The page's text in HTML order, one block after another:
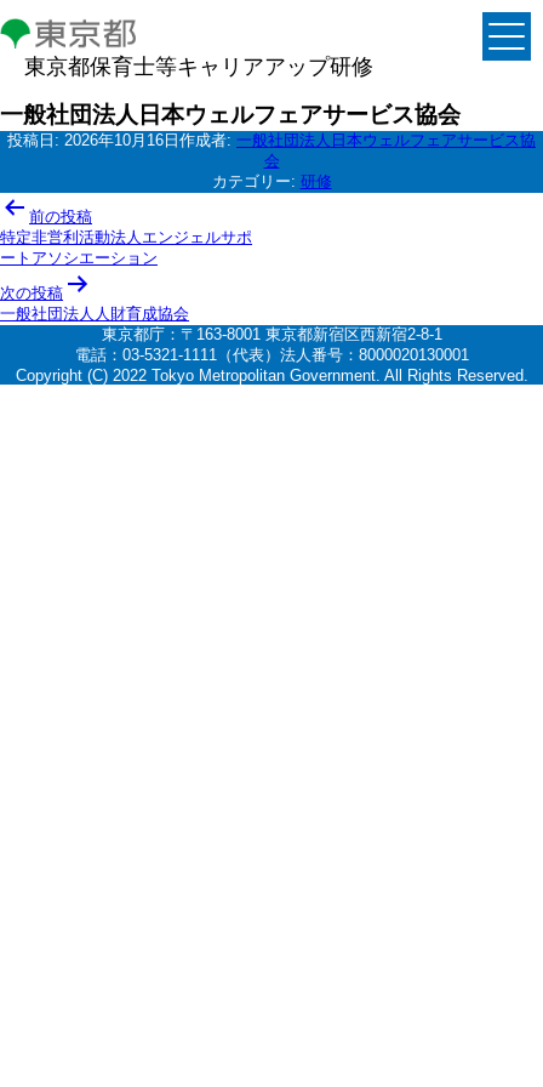
東京都保育士等キャリアアップ研修
一般社団法人日本ウェルフェアサービス協会
投稿日: 2026年10月16日 作成者: 一般社団法人日本ウェルフェアサービス協
会
カテゴリー: 研修
投
稿
ナ
ビ
ゲ
ー
前の投稿
特定非営利活動法人エンジェルサポ
ートアソシエーション
次の投稿
一般社団法人人財育成協会
東京都庁：〒163-8001 東京都新宿区西新宿2-8-1
電話：03-5321-1111（代表）法人番号：8000020130001
Copyright (C) 2022 Tokyo Metropolitan Government. All Rights Reserved.